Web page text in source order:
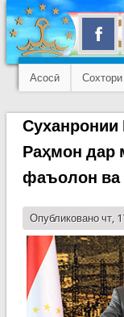
Асосӣ
Раҳмон дар
фаъолон ва
Опубликовано чт,